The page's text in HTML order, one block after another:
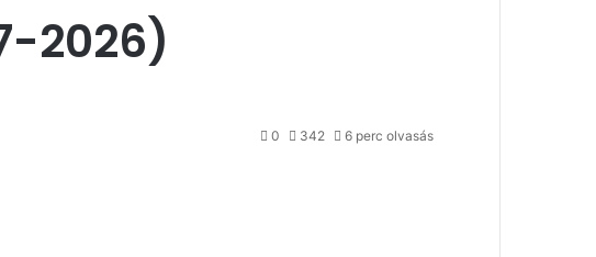
2026)
0 342 6 perc olvasás